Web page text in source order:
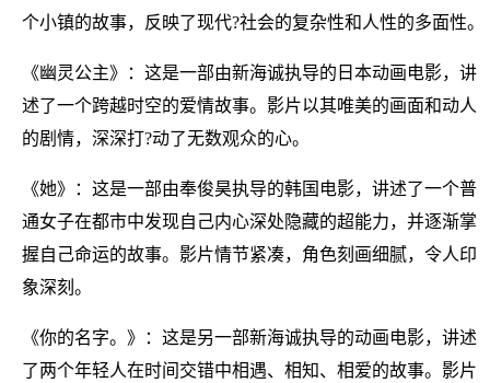
个小镇的故事，反映了现代?社会的复杂性和人性的多面性。
《幽灵公主》：这是一部由新海诚执导的日本动画电影，讲
述了一个跨越时空的爱情故事。影片以其唯美的画面和动人
的剧情，深深打?动了无数观众的心。
《她》：这是一部由奉俊昊执导的韩国电影，讲述了一个普
通女子在都市中发现自己内心深处隐藏的超能力，并逐渐掌
握自己命运的故事。影片情节紧凑，角色刻画细腻，令人印
象深刻。
《你的名字。》：这是另一部新海诚执导的动画电影，讲述
了两个年轻人在时间交错中相遇、相知、相爱的故事。影片